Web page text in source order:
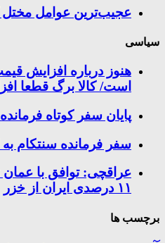
عجیب‌ترین عوامل مختل
سیاسی
هنوز درباره افزایش
است/ کالا برگ قطعا
پایان سفر کوتاه
سفر فرمانده سنتکام به
عراقچی: توافق با
۱۱ درصدی ایران از خزر
برچسب ها